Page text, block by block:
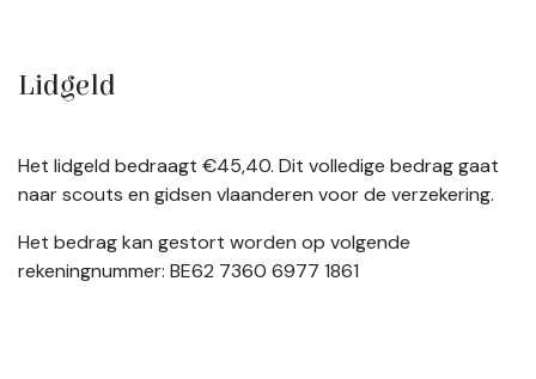
Lidgeld
Het lidgeld bedraagt €45,40. Dit volledige bedrag gaat
naar scouts en gidsen vlaanderen voor de verzekering.
Het bedrag kan gestort worden op volgende
rekeningnummer: BE62 7360 6977 1861